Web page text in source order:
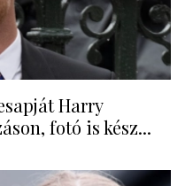
Harry
fotó is kész...